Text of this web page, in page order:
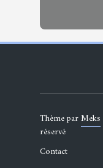
Thème parMeks
réservé
Contact